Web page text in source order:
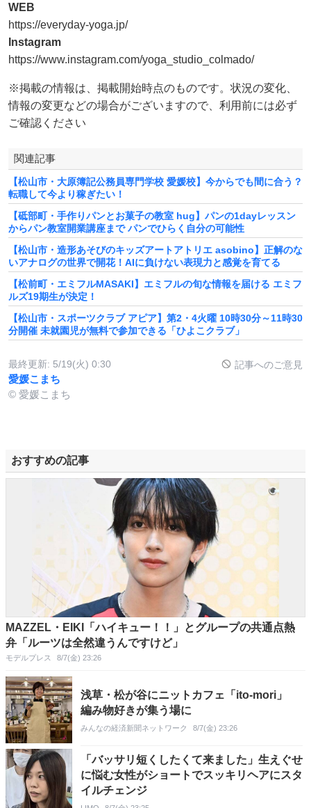
WEB
https://everyday-yoga.jp/
Instagram
https://www.instagram.com/yoga_studio_colmado/
※掲載の情報は、掲載開始時点のものです。状況の変化、
情報の変更などの場合がございますので、利用前には必ず
ご確認ください
関連記事
【松山市・大原簿記公務員専門学校 愛媛校】今からでも間に合う？
転職して今より稼ぎたい！
【砥部町・手作りパンとお菓子の教室 hug】パンの1dayレッスン
からパン教室開業講座まで パンでひらく自分の可能性
【松山市・造形あそびのキッズアートアトリエ asobino】正解のな
いアナログの世界で開花！AIに負けない表現力と感覚を育てる
【松前町・エミフルMASAKI】エミフルの旬な情報を届ける エミフ
ルズ19期生が決定！
【松山市・スポーツクラブ アピア】第2・4火曜 10時30分～11時30
分開催 未就園児が無料で参加できる「ひよこクラブ」
最終更新: 5/19(火) 0:30 記事へのご意見
愛媛こまち
© 愛媛こまち
おすすめの記事
MAZZEL・EIKI「ハイキュー！！」とグループの共通点熱
弁「ルーツは全然違うんですけど」
モデルプレス 8/7(金) 23:26
浅草・松が谷にニットカフェ「ito-mori」
編み物好きが集う場に
みんなの経済新聞ネットワーク 8/7(金) 23:26
「バッサリ短くしたくて来ました」生えぐせ
に悩む女性がショートでスッキリヘアにスタ
イルチェンジ